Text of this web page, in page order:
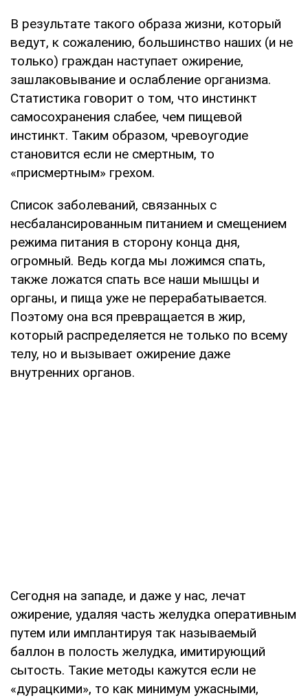
В результате такого образа жизни, который
ведут, к сожалению, большинство наших (и не
только) граждан наступает ожирение,
зашлаковывание и ослабление организма.
Статистика говорит о том, что инстинкт
самосохранения слабее, чем пищевой
инстинкт. Таким образом, чревоугодие
становится если не смертным, то
«присмертным» грехом.
Список заболеваний, связанных с
несбалансированным питанием и смещением
режима питания в сторону конца дня,
огромный. Ведь когда мы ложимся спать,
также ложатся спать все наши мышцы и
органы, и пища уже не перерабатывается.
Поэтому она вся превращается в жир,
который распределяется не только по всему
телу, но и вызывает ожирение даже
внутренних органов.
Сегодня на западе, и даже у нас, лечат
ожирение, удаляя часть желудка оперативным
путем или имплантируя так называемый
баллон в полость желудка, имитирующий
сытость. Такие методы кажутся если не
«дурацкими», то как минимум ужасными,